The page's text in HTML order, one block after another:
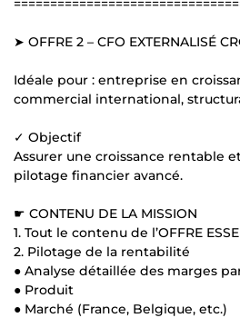
➤ OFFRE 2 – CFO EXTERNALISÉ
Idéale pour : entreprise en
commercial international,
✓ Objectif
Assurer une croissance rentable
pilotage financier avancé.
☛ CONTENU DE LA MISSION
1. Tout le contenu de l’OFFRE
2. Pilotage de la rentabilité
● Analyse détaillée des marges
● Produit
● Marché (France, Belgique, etc.)